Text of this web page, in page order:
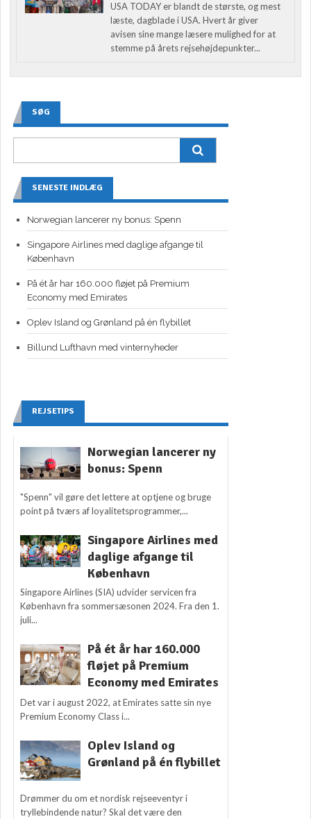
USA TODAY er blandt de største, og mest
læste, dagblade i USA. Hvert år giver
avisen sine mange læsere mulighed for at
stemme på årets rejsehøjdepunkter...
SØG
SENESTE INDLÆG
Norwegian lancerer ny bonus: Spenn
Singapore Airlines med daglige afgange til
København
På ét år har 160.000 fløjet på Premium
Economy med Emirates
Oplev Island og Grønland på én flybillet
Billund Lufthavn med vinternyheder
REJSETIPS
Norwegian lancerer ny
bonus: Spenn
"Spenn" vil gøre det lettere at optjene og bruge
point på tværs af loyalitetsprogrammer,...
Singapore Airlines med
daglige afgange til
København
Singapore Airlines (SIA) udvider servicen fra
København fra sommersæsonen 2024. Fra den 1.
juli...
På ét år har 160.000
fløjet på Premium
Economy med Emirates
Det var i august 2022, at Emirates satte sin nye
Premium Economy Class i...
Oplev Island og
Grønland på én flybillet
Drømmer du om et nordisk rejseeventyr i
tryllebindende natur? Skal det være den